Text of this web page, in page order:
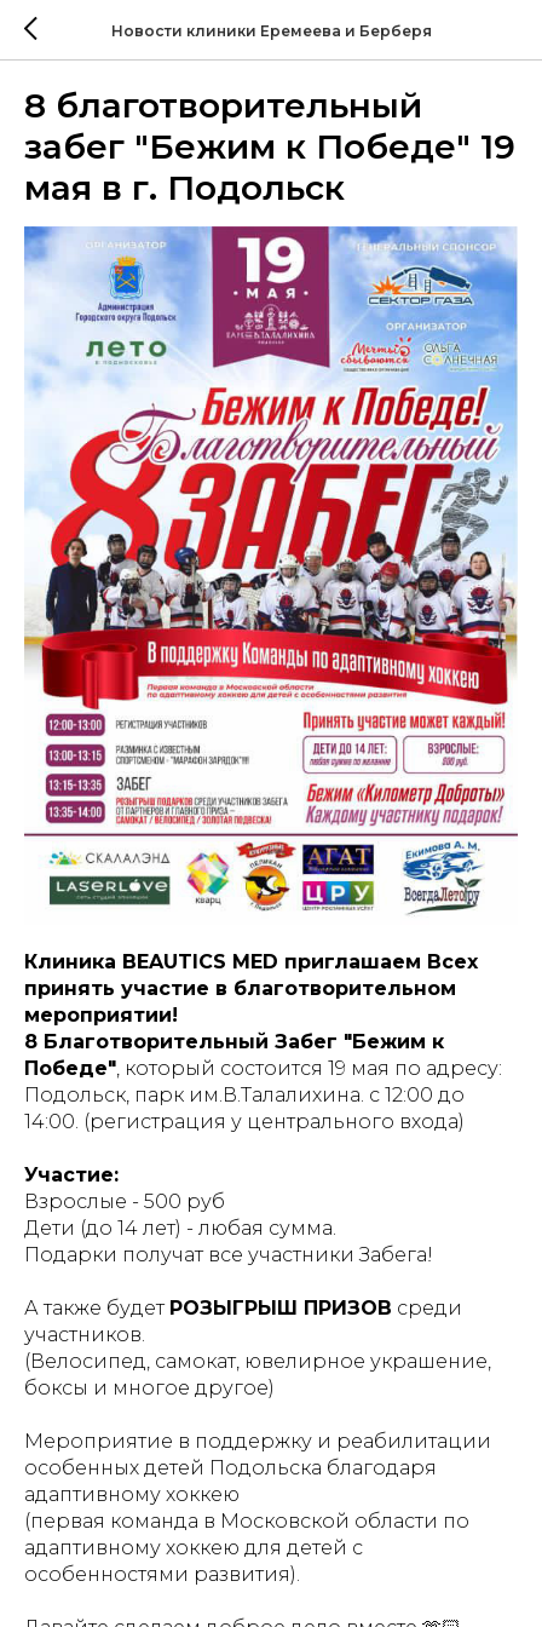
Новости клиники Еремеева и Берберя
8 благотворительный
забег "Бежим к Победе" 19
мая в г. Подольск
Клиника BEAUTICS MED приглашаем Всех
принять участие в благотворительном
мероприятии!
8 Благотворительный Забег "Бежим к
Победе" , который состоится 19 мая по адресу:
Подольск, парк им.В.Талалихина. с 12:00 до
14:00. (регистрация у центрального входа)
Участие:
Взрослые - 500 руб
Дети (до 14 лет) - любая сумма.
Подарки получат все участники Забега!
А также будет РОЗЫГРЫШ ПРИЗОВ среди
участников.
(Велосипед, самокат, ювелирное украшение,
боксы и многое другое)
Мероприятие в поддержку и реабилитации
особенных детей Подольска благодаря
адаптивному хоккею
(первая команда в Московской области по
адаптивному хоккею для детей с
особенностями развития).